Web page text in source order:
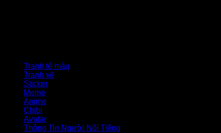
Tranh tô màu
Tranh vẽ
Sticker
Meme
Anime
Chibi
Avatar
Thông Tin Người Nổi Tiếng